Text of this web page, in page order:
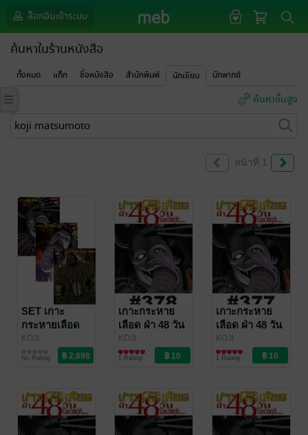
ล็อกอินเข้าระบบ
ค้นหาในร้านหนังสือ
ทั้งหมด แท็ก ชื่อหนังสือ สำนักพิมพ์ นักเขียน นักพากย์
ค้นหาขั้นสูง
หน้าที่ 1
SET เกาะ
กระหายเลือด
ฝ่า 48 วันโลก
วิกฤต เล่ม 1-42
KOJI
MATSUMOTO /
Vibulkij Publishing
การ์ตูนทั่วไป
No Rating
เกาะกระหาย
เลือด ฝ่า 48 วัน
โลกวิกฤต - EP
378
KOJI
MATSUMOTO /
Vibulkij Publishing
การ์ตูนรายตอน
1 Rating
เกาะกระหาย
เลือด ฝ่า 48 วัน
โลกวิกฤต - EP
377
KOJI
MATSUMOTO /
Vibulkij Publishing
การ์ตูนรายตอน
1 Rating